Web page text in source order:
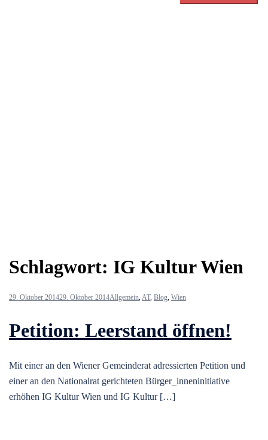
Schlagwort: IG Kultur Wien
29. Oktober 201429. Oktober 2014Allgemein,AT, Blog, Wien
Petition: Leerstand öffnen!
Mit einer an den Wiener Gemeinderat adressierten Petition und
einer an den Nationalrat gerichteten Bürger_inneninitiative
erhöhen IG Kultur Wien und IG Kultur […]